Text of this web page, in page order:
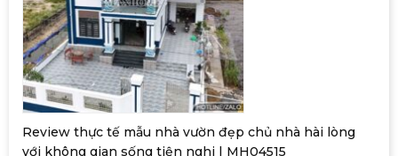
Review thực tế mẫu nhà vườn đẹp chủ nhà hài lòng
với không gian sống tiện nghi | MH04515